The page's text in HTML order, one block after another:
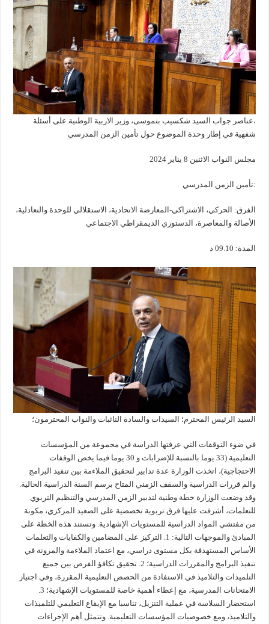
،عناصر جواب السيد شكسيب بنموسى، وزير الاربية الوطنية على أسئلة
شفهية في إطار وحدة الموضوع حول تأمين الزمن المدرسي
مجلس النواب الاثنين 8 يناير 2024
:تأمين الزمن المدرسي
الفرق: الحركي، الاشتراكي-المعارضة الاتحادية، الاستقلالي للوحدة والتعادلية،
الأصالة والمعاصرة، الدستوري الديمقراطي الاجتماعي
المدة: 09.10 د
السيد الرئيس المحترم؛ السيدات والسادة النائبات والنواب المحترمون؛
في ضوء التوقفات التي عرفتها الدراسة في مجموعة من المؤسسات
التعليمية (33 يوما بالنسبة للإضرابات و 30 يوما فيما يخص الوقفات
الاحتجاجية)، اتخذت الوزارة عدة تدابير لتحقيق الملاءمة بين تنفيذ البرامج
والم قررات الدراسية والسقف الزمني المتاح برسم السنة الدراسية الحالية.
وقد وضعت الوزارة خطة وطنية لتدبير الزمن المدرسي والتنظيم التربوي
للتعلمات، أشرفت عليها فرق تربوية تخصصية على الصعيد المركزي، مكونة
من مفتشي المواد الدراسية للمستويات الإشهادية. وتستند هذه الخطة على
المبادئ والموجهات التالية: 1. التركيز على المضامين والكفايات والتعلمات
الأساس المستهدفة بكل مستوى دراسي، مع اعتماد الملاءمة والمرونة في
تنفيذ البرامج والمقررات الدراسية؛ 2. تحقيق تكافؤ الفرص بين جميع
التلميذات والتلاميذ في الاستفادة من الحصص التعليمية المقررة، وفي اجتياز
استحضار السلاسة في عملية التنزيل، تناسبا مع الإيقاع التعليمي للتلميذات
والتلاميذ، ومع خصوصيات المؤسسات التعليمية. وتتمثل أهم الإجراءات